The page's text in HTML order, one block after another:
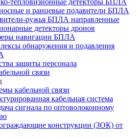
тепловизионные детекторы БПЛА
и ранцевые подавители БПЛА
ружья БПЛА направленные
детекторы дронов
навигации БПЛА
обнаружения и подавления
защиты персонала
связи
кабельной связи
кабельная система
сигнала по оптоволоконному
конструкции (ЗОК) от